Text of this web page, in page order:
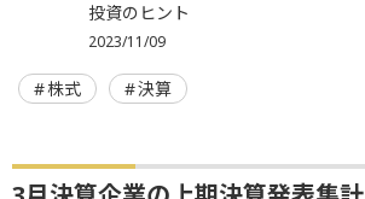
投資のヒント
2023/11/09
株式 決算